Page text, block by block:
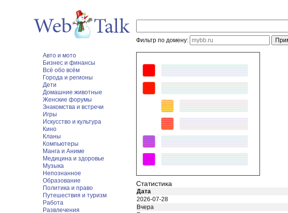
Фильтр по домену:
Авто и мото
Бизнес и финансы
Всё обо всём
Города и регионы
Дети
Домашние животные
Женские форумы
Знакомства и встречи
Игры
Искусство и культура
Кино
Кланы
Компьютеры
Манга и Аниме
Медицина и здоровье
Музыка
Непознанное
Образование
Политика и право
Путешествия и туризм
Работа
Развлечения
Статистика
Дата
2026-07-28
Вчера